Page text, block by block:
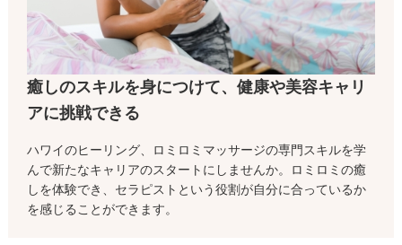
癒しのスキルを身につけて、健康や美容キャリ
アに挑戦できる
ハワイのヒーリング、ロミロミマッサージの専門スキルを学
んで新たなキャリアのスタートにしませんか。ロミロミの癒
しを体験でき、セラピストという役割が自分に合っているか
を感じることができます。